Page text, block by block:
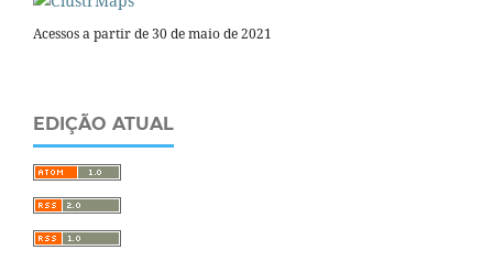
Acessos a partir de 30 de maio de 2021
EDIÇÃO ATUAL